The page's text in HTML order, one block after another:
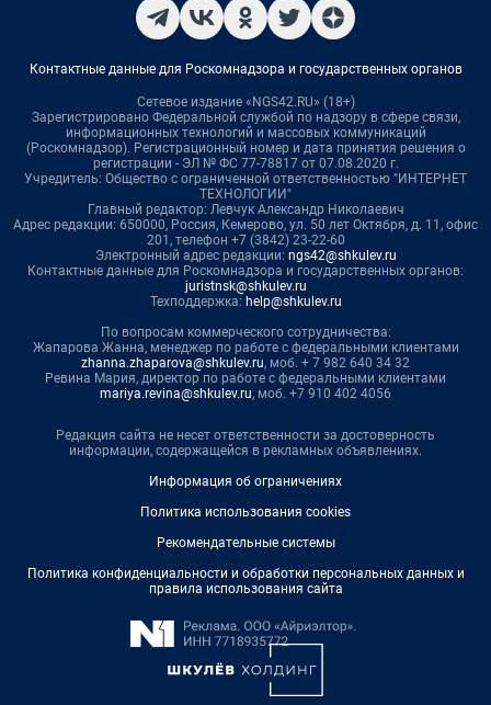
Контактные данные для Роскомнадзора и государственных органов
Сетевое издание «NGS42.RU» (18+)
Зарегистрировано Федеральной службой по надзору в сфере связи,
информационных технологий и массовых коммуникаций
(Роскомнадзор). Регистрационный номер и дата принятия решения о
регистрации - ЭЛ № ФС 77-78817 от 07.08.2020 г.
Учредитель: Общество с ограниченной ответственностью "ИНТЕРНЕТ
ТЕХНОЛОГИИ"
Главный редактор: Левчук Александр Николаевич
Адрес редакции: 650000, Россия, Кемерово, ул. 50 лет Октября, д. 11, офис
201, телефон +7 (3842) 23-22-60
Электронный адрес редакции: ngs42@shkulev.ru
Контактные данные для Роскомнадзора и государственных органов:
juristnsk@shkulev.ru
Техподдержка: help@shkulev.ru
По вопросам коммерческого сотрудничества:
Жапарова Жанна, менеджер по работе с федеральными клиентами
zhanna.zhaparova@shkulev.ru, моб. + 7 982 640 34 32
Ревина Мария, директор по работе с федеральными клиентами
mariya.revina@shkulev.ru, моб. +7 910 402 4056
Редакция сайта не несет ответственности за достоверность
информации, содержащейся в рекламных объявлениях.
Информация об ограничениях
Политика использования cookies
Рекомендательные системы
Политика конфиденциальности и обработки персональных данных и
правила использования сайта